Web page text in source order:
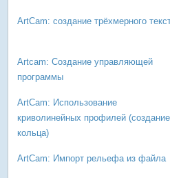
ArtCam: создание трёхмерного
Artcam: Создание управляющей
программы
ArtCam: Использование
криволинейных профилей (создание
кольца)
ArtCam: Импорт рельефа из файла